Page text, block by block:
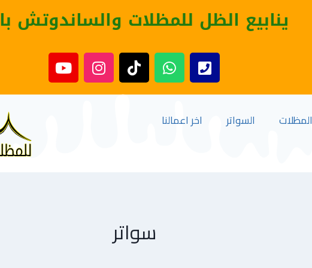
ينابيع الظل للمظلات والساندوتش
المظلات السواتر اخر اعمالنا
سواتر